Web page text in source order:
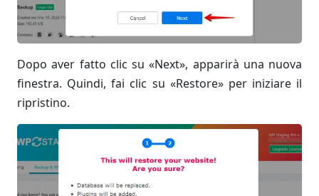
Dopo aver fatto clic su «Next», apparirà una nuova
finestra. Quindi, fai clic su «Restore» per iniziare il
ripristino.